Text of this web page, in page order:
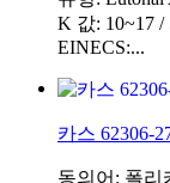
K 값: 10~17 /
EINECS:...
카스 62306-
동의어: 폴리